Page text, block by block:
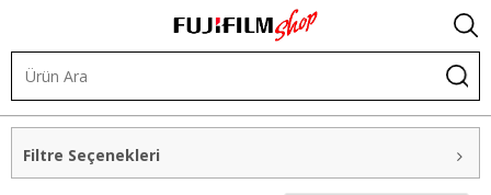
Objektifler GFX Sistem Orta Format
Filtre Seçenekleri